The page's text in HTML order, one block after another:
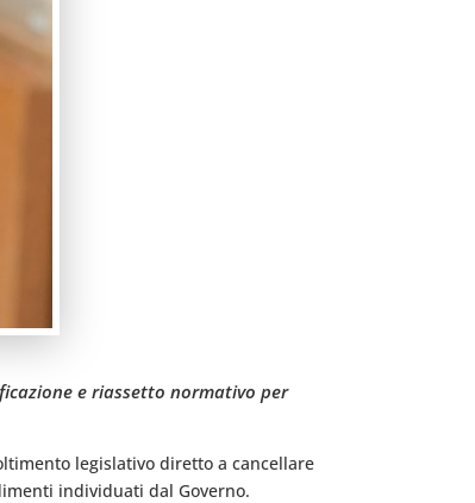
e riassetto normativo per
legislativo diretto a cancellare
individuati dal Governo.